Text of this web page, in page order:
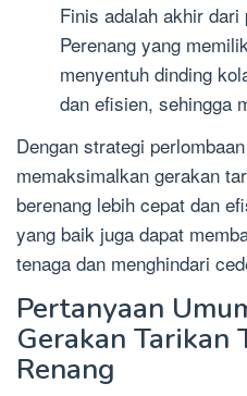
Finis adalah akhir dari
Perenang yang
menyentuh dinding
dan efisien, sehingga
Dengan strategi
memaksimalkan gerakan
berenang lebih cepat dan
yang baik juga dapat
tenaga dan menghindari
Pertanyaan
Gerakan Tarikan
Renang